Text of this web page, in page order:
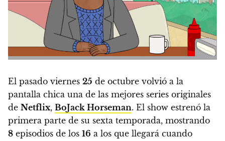
El pasado viernes 25 de octubre volvió a la
pantalla chica una de las mejores series originales
de Netflix, BoJack Horseman. El show estrenó la
primera parte de su sexta temporada, mostrando
8 episodios de los 16 a los que llegará cuando